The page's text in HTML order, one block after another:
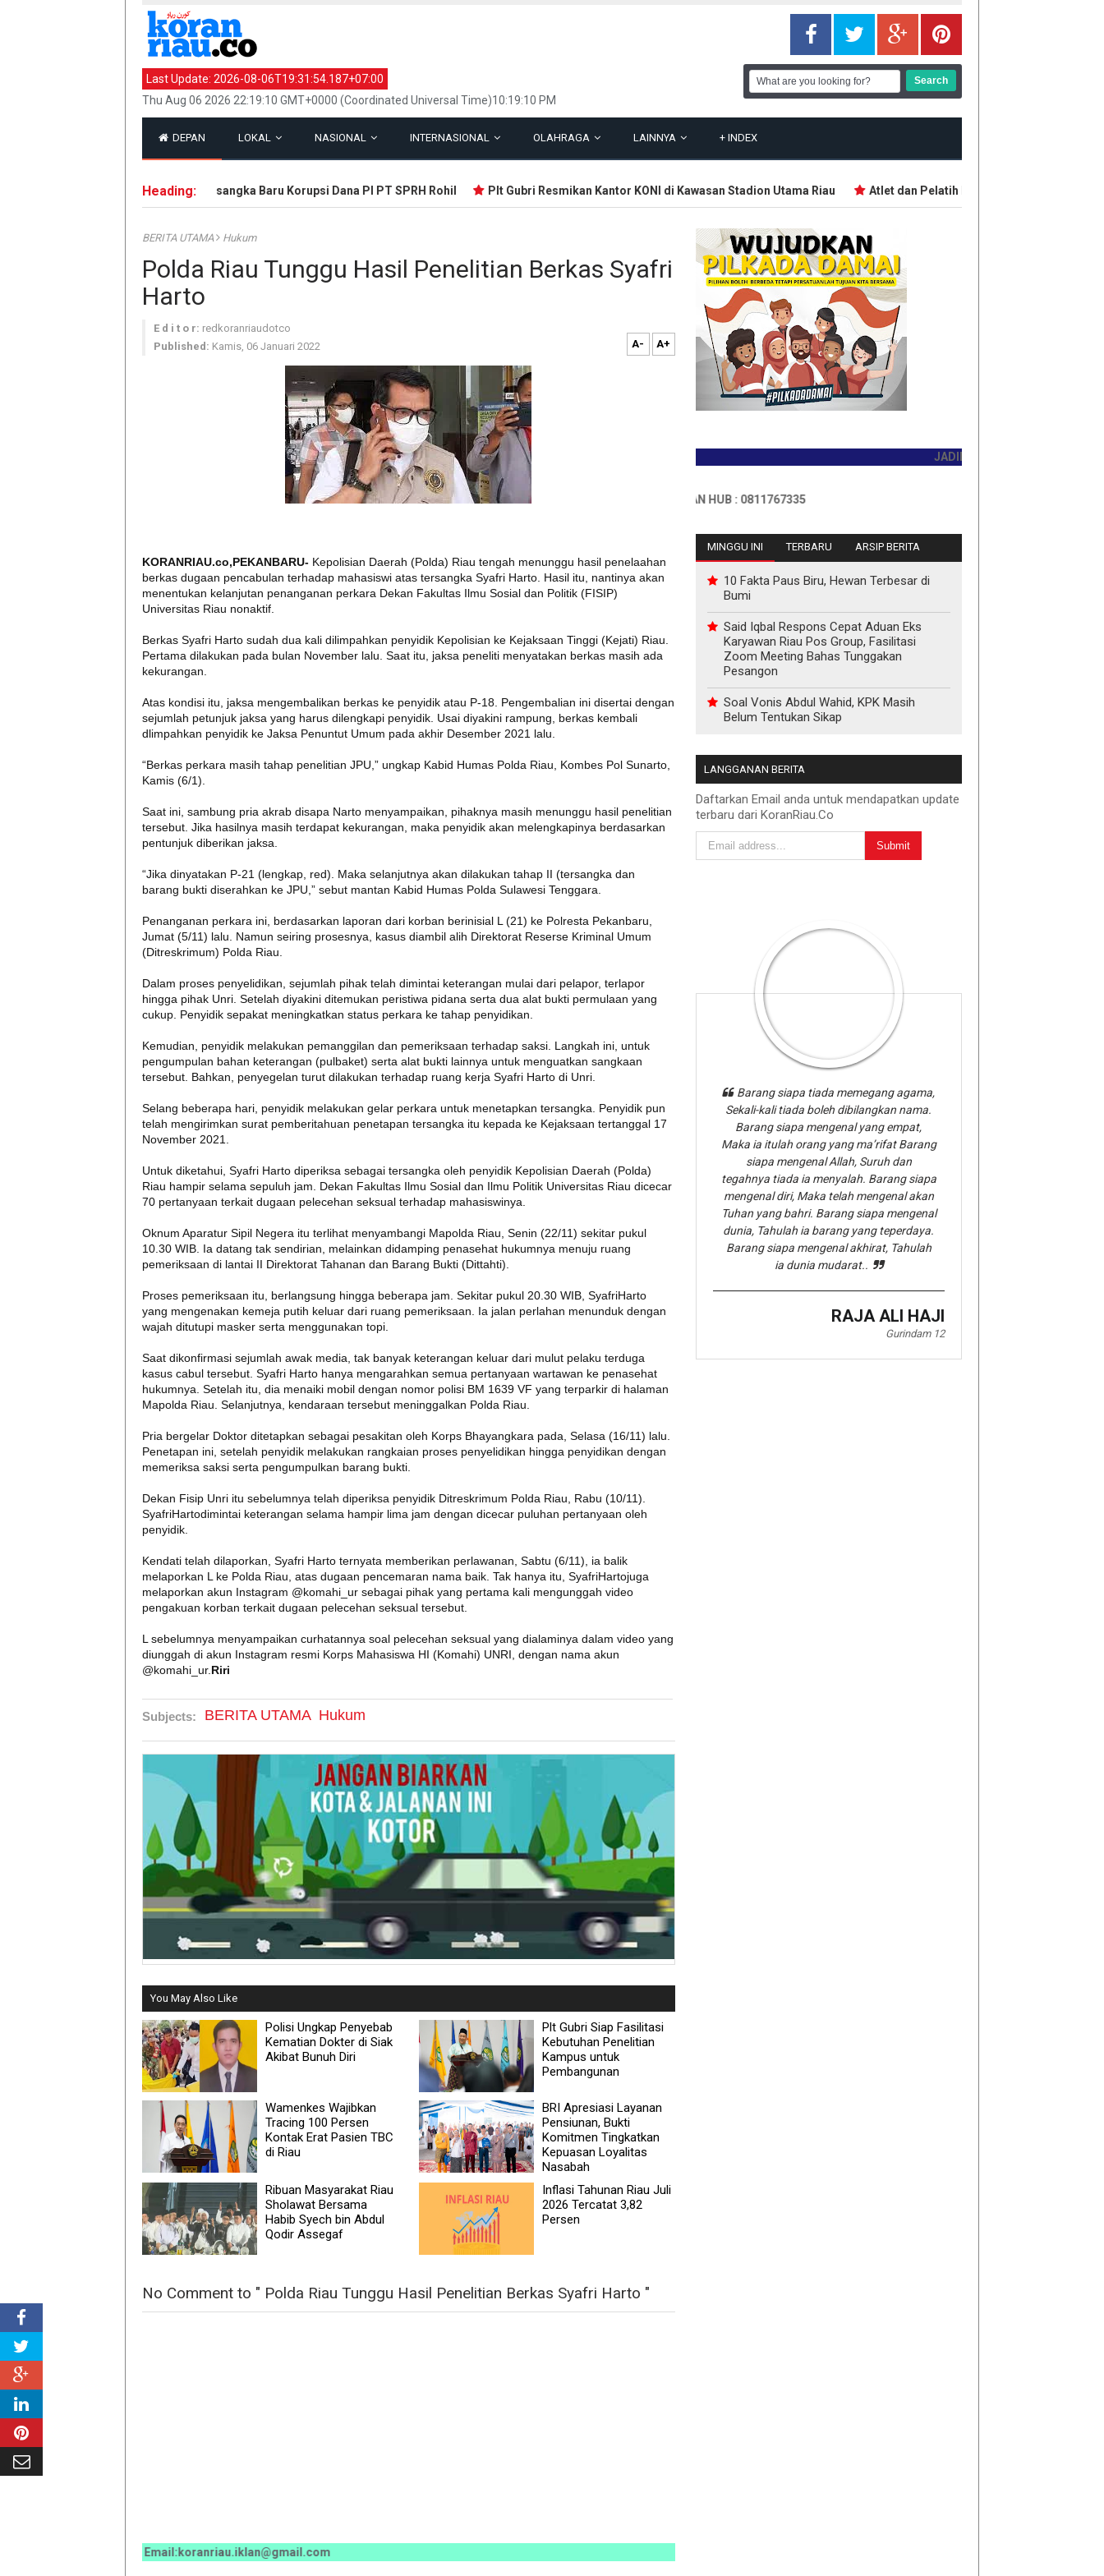
Last Update: 2026-08-06T19:31:54.187+07:00
Thu Aug 06 2026 22:19:10 GMT+0000 (Coordinated Universal Time)10:19:10 PM
DEPAN LOKAL NASIONAL INTERNASIONAL OLAHRAGA LAINNYA + INDEX
Heading:
Kejati Riau Tetapkan 9 Tersangka Baru Korupsi Dana PI PT SPRH Rohil Plt Gubri Resmikan Kantor KONI di Kawasan Stadion Utama Riau Atlet dan Pelatih Demo Tuntut Bonus PON dan
BERITA UTAMA Hukum
Polda Riau Tunggu Hasil Penelitian Berkas Syafri
Harto
E d i t o r: redkoranriaudotco
Published: Kamis, 06 Januari 2022 A- A+
KORANRIAU.co,PEKANBARU- Kepolisian Daerah (Polda) Riau tengah menunggu hasil penelaahan
berkas dugaan pencabulan terhadap mahasiswi atas tersangka Syafri Harto. Hasil itu, nantinya akan
menentukan kelanjutan penanganan perkara Dekan Fakultas Ilmu Sosial dan Politik (FISIP)
Universitas Riau nonaktif.
Berkas Syafri Harto sudah dua kali dilimpahkan penyidik Kepolisian ke Kejaksaan Tinggi (Kejati) Riau.
Pertama dilakukan pada bulan November lalu. Saat itu, jaksa peneliti menyatakan berkas masih ada
kekurangan.
Atas kondisi itu, jaksa mengembalikan berkas ke penyidik atau P-18. Pengembalian ini disertai dengan
sejumlah petunjuk jaksa yang harus dilengkapi penyidik. Usai diyakini rampung, berkas kembali
dlimpahkan penyidik ke Jaksa Penuntut Umum pada akhir Desember 2021 lalu.
“Berkas perkara masih tahap penelitian JPU,” ungkap Kabid Humas Polda Riau, Kombes Pol Sunarto,
Kamis (6/1).
Saat ini, sambung pria akrab disapa Narto menyampaikan, pihaknya masih menunggu hasil penelitian
tersebut. Jika hasilnya masih terdapat kekurangan, maka penyidik akan melengkapinya berdasarkan
pentunjuk diberikan jaksa.
“Jika dinyatakan P-21 (lengkap, red). Maka selanjutnya akan dilakukan tahap II (tersangka dan
barang bukti diserahkan ke JPU,” sebut mantan Kabid Humas Polda Sulawesi Tenggara.
Penanganan perkara ini, berdasarkan laporan dari korban berinisial L (21) ke Polresta Pekanbaru,
Jumat (5/11) lalu. Namun seiring prosesnya, kasus diambil alih Direktorat Reserse Kriminal Umum
(Ditreskrimum) Polda Riau.
Dalam proses penyelidikan, sejumlah pihak telah dimintai keterangan mulai dari pelapor, terlapor
hingga pihak Unri. Setelah diyakini ditemukan peristiwa pidana serta dua alat bukti permulaan yang
cukup. Penyidik sepakat meningkatkan status perkara ke tahap penyidikan.
Kemudian, penyidik melakukan pemanggilan dan pemeriksaan terhadap saksi. Langkah ini, untuk
pengumpulan bahan keterangan (pulbaket) serta alat bukti lainnya untuk menguatkan sangkaan
tersebut. Bahkan, penyegelan turut dilakukan terhadap ruang kerja Syafri Harto di Unri.
Selang beberapa hari, penyidik melakukan gelar perkara untuk menetapkan tersangka. Penyidik pun
telah mengirimkan surat pemberitahuan penetapan tersangka itu kepada ke Kejaksaan tertanggal 17
November 2021.
Untuk diketahui, Syafri Harto diperiksa sebagai tersangka oleh penyidik Kepolisian Daerah (Polda)
Riau hampir selama sepuluh jam. Dekan Fakultas Ilmu Sosial dan Ilmu Politik Universitas Riau dicecar
70 pertanyaan terkait dugaan pelecehan seksual terhadap mahasiswinya.
Oknum Aparatur Sipil Negera itu terlihat menyambangi Mapolda Riau, Senin (22/11) sekitar pukul
10.30 WIB. Ia datang tak sendirian, melainkan didamping penasehat hukumnya menuju ruang
pemeriksaan di lantai II Direktorat Tahanan dan Barang Bukti (Dittahti).
Proses pemeriksaan itu, berlangsung hingga beberapa jam. Sekitar pukul 20.30 WIB, SyafriHarto
yang mengenakan kemeja putih keluar dari ruang pemeriksaan. Ia jalan perlahan menunduk dengan
wajah ditutupi masker serta menggunakan topi.
Saat dikonfirmasi sejumlah awak media, tak banyak keterangan keluar dari mulut pelaku terduga
kasus cabul tersebut. Syafri Harto hanya mengarahkan semua pertanyaan wartawan ke penasehat
hukumnya. Setelah itu, dia menaiki mobil dengan nomor polisi BM 1639 VF yang terparkir di halaman
Mapolda Riau. Selanjutnya, kendaraan tersebut meninggalkan Polda Riau.
Pria bergelar Doktor ditetapkan sebagai pesakitan oleh Korps Bhayangkara pada, Selasa (16/11) lalu.
Penetapan ini, setelah penyidik melakukan rangkaian proses penyelidikan hingga penyidikan dengan
memeriksa saksi serta pengumpulkan barang bukti.
Dekan Fisip Unri itu sebelumnya telah diperiksa penyidik Ditreskrimum Polda Riau, Rabu (10/11).
SyafriHartodimintai keterangan selama hampir lima jam dengan dicecar puluhan pertanyaan oleh
penyidik.
Kendati telah dilaporkan, Syafri Harto ternyata memberikan perlawanan, Sabtu (6/11), ia balik
melaporkan L ke Polda Riau, atas dugaan pencemaran nama baik. Tak hanya itu, SyafriHartojuga
melaporkan akun Instagram @komahi_ur sebagai pihak yang pertama kali mengunggah video
pengakuan korban terkait dugaan pelecehan seksual tersebut.
L sebelumnya menyampaikan curhatannya soal pelecehan seksual yang dialaminya dalam video yang
diunggah di akun Instagram resmi Korps Mahasiswa HI (Komahi) UNRI, dengan nama akun
@komahi_ur. Riri
Subjects: BERITA UTAMA Hukum
You May Also Like
Polisi Ungkap Penyebab
Kematian Dokter di Siak
Akibat Bunuh Diri
Plt Gubri Siap Fasilitasi
Kebutuhan Penelitian
Kampus untuk
Pembangunan
Wamenkes Wajibkan
Tracing 100 Persen
Kontak Erat Pasien TBC
di Riau
BRI Apresiasi Layanan
Pensiunan, Bukti
Komitmen Tingkatkan
Kepuasan Loyalitas
Nasabah
Ribuan Masyarakat Riau
Sholawat Bersama
Habib Syech bin Abdul
Qodir Assegaf
Inflasi Tahunan Riau Juli
2026 Tercatat 3,82
Persen
No Comment to " Polda Riau Tunggu Hasil Penelitian Berkas Syafri Harto "
/ 0811 7673 35, Email:koranriau.iklan@gmail.com
JADILAH PEMBACA PERTAMA HARI INI
INFO PEMASANGAN IKLAN HUB : 0811767335
MINGGU INI TERBARU ARSIP BERITA
10 Fakta Paus Biru, Hewan Terbesar di
Bumi
Said Iqbal Respons Cepat Aduan Eks
Karyawan Riau Pos Group, Fasilitasi
Zoom Meeting Bahas Tunggakan
Pesangon
Soal Vonis Abdul Wahid, KPK Masih
Belum Tentukan Sikap
LANGGANAN BERITA
Daftarkan Email anda untuk mendapatkan update
terbaru dari KoranRiau.Co
Barang siapa tiada memegang agama,
Sekali-kali tiada boleh dibilangkan nama.
Barang siapa mengenal yang empat,
Maka ia itulah orang yang ma’rifat Barang
siapa mengenal Allah, Suruh dan
tegahnya tiada ia menyalah. Barang siapa
mengenal diri, Maka telah mengenal akan
Tuhan yang bahri. Barang siapa mengenal
dunia, Tahulah ia barang yang teperdaya.
Barang siapa mengenal akhirat, Tahulah
ia dunia mudarat..
RAJA ALI HAJI
Gurindam 12